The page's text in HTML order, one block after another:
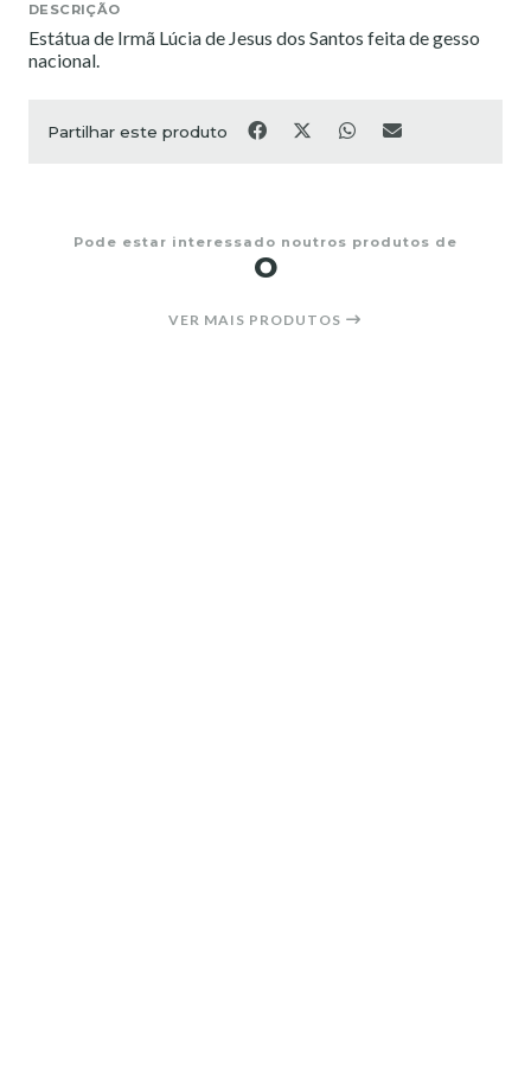
DESCRIÇÃO
Estátua de Irmã Lúcia de Jesus dos Santos feita de gesso
nacional.
Partilhar este produto
Pode estar interessado noutros produtos de
O
VER MAIS PRODUTOS